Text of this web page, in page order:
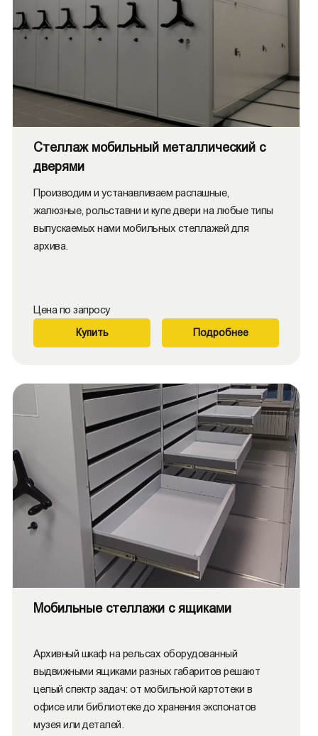
Стеллаж мобильный металлический с
дверями
Производим и устанавливаем распашные,
жалюзные, рольставни и купе двери на любые типы
выпускаемых нами мобильных стеллажей для
архива.
Цена по запросу
Купить Подробнее
Мобильные стеллажи с ящиками
Архивный шкаф на рельсах оборудованный
выдвижными ящиками разных габаритов решают
целый спектр задач: от мобильной картотеки в
офисе или библиотеке до хранения экспонатов
музея или деталей.